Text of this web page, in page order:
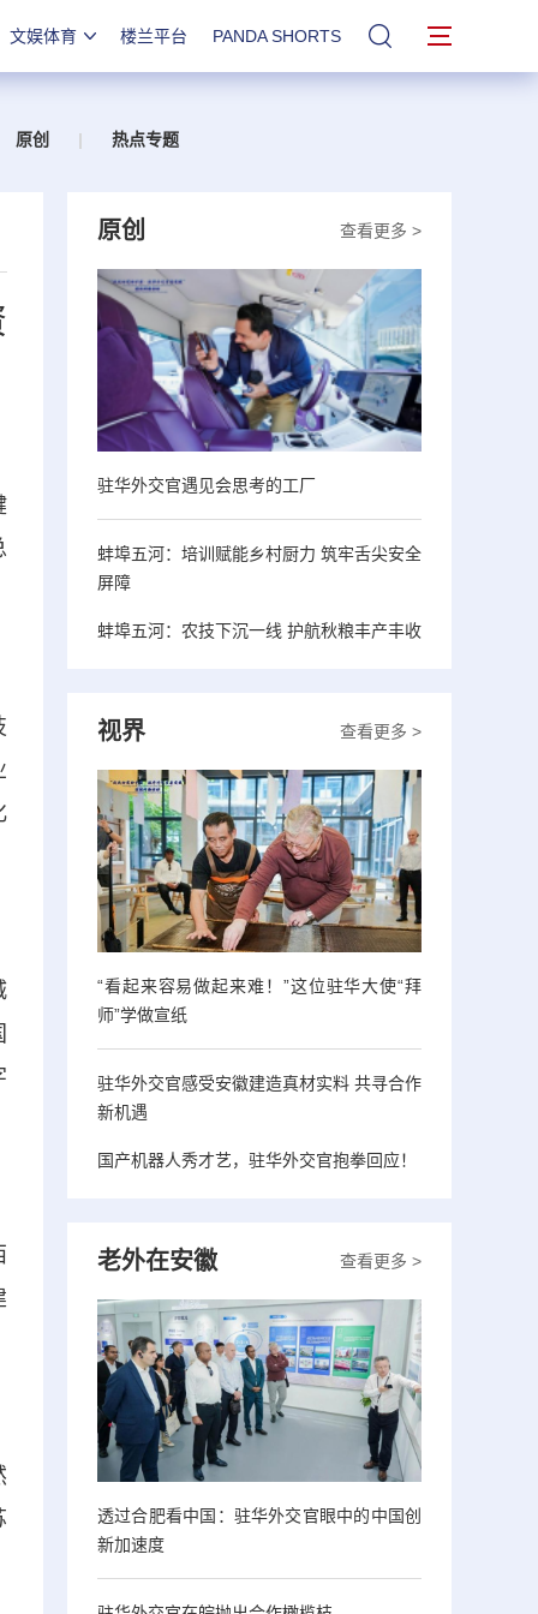
文娱体育 楼兰平台 PANDA SHORTS 站内搜索
原创 | 热点专题
查看更多 >
原创
驻华外交官遇见会思考的工厂
蚌埠五河：培训赋能乡村厨力 筑牢舌尖安全
屏障
蚌埠五河：农技下沉一线 护航秋粮丰产丰收
查看更多 >
视界
“看起来容易做起来难！”这位驻华大使“拜
师”学做宣纸
驻华外交官感受安徽建造真材实料 共寻合作
新机遇
国产机器人秀才艺，驻华外交官抱拳回应！
查看更多 >
老外在安徽
透过合肥看中国：驻华外交官眼中的中国创
新加速度